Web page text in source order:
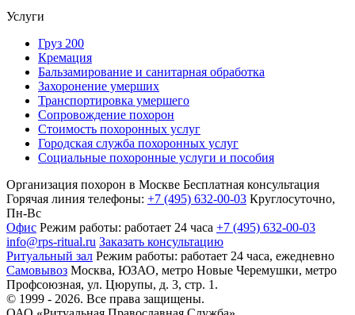
Услуги
Груз 200
Кремация
Бальзамирование и санитарная обработка
Захоронение умерших
Транспортировка умершего
Сопровождение похорон
Стоимость похоронных услуг
Городская служба похоронных услуг
Социальные похоронные услуги и пособия
Организация похорон в Москве Бесплатная консультация
Горячая линия телефоны: +7 (495) 632-00-03 Круглосуточно,
Пн-Вс
Офис Режим работы: работает 24 часа +7 (495) 632-00-03
info@rps-ritual.ru Заказать консультацию
Ритуальный зал Режим работы: работает 24 часа, ежедневно
Самовывоз Москва, ЮЗАО, метро Новые Черемушки, метро
Профсоюзная, ул. Цюрупы, д. 3, стр. 1.
© 1999 - 2026. Все права защищены.